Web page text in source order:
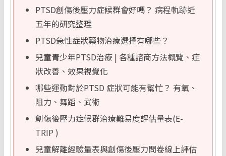
PTSD創傷後壓力症候群會好嗎？ 病程軌跡近
五年的研究整理
PTSD急性症狀藥物治療選擇有哪些？
兒童青少年PTSD治療 | 各種諮商方法概覽、症
狀改善、效果視覺化
哪些運動對於PTSD 症狀可能有幫忙？ 有氧、
阻力、舞蹈、武術
創傷後壓力症候群治療難易度評估量表(E-
TRIP )
兒童解離經驗量表與創傷後壓力問卷線上評估